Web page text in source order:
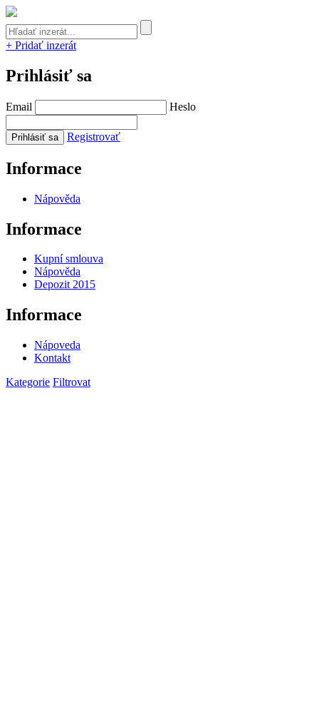
+ Pridať inzerát
Prihlásiť sa
Email Heslo
Registrovať
Informace
Nápověda
Informace
Kupní smlouva
Nápověda
Depozit 2015
Informace
Nápoveda
Kontakt
Kategorie Filtrovat